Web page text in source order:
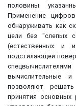
половины
Применение
обнаруживать как
цели без "слепых
(естественных и
подстилающей
вычислительные и
позволяют
принятия основных